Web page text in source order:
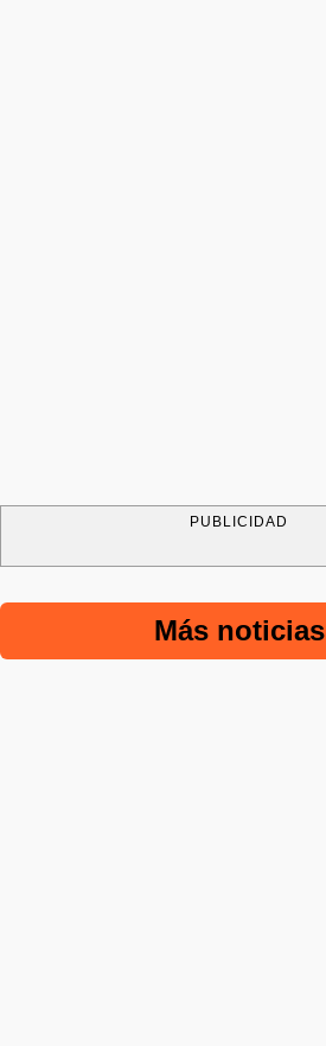
PUBLICIDAD
Más noticias